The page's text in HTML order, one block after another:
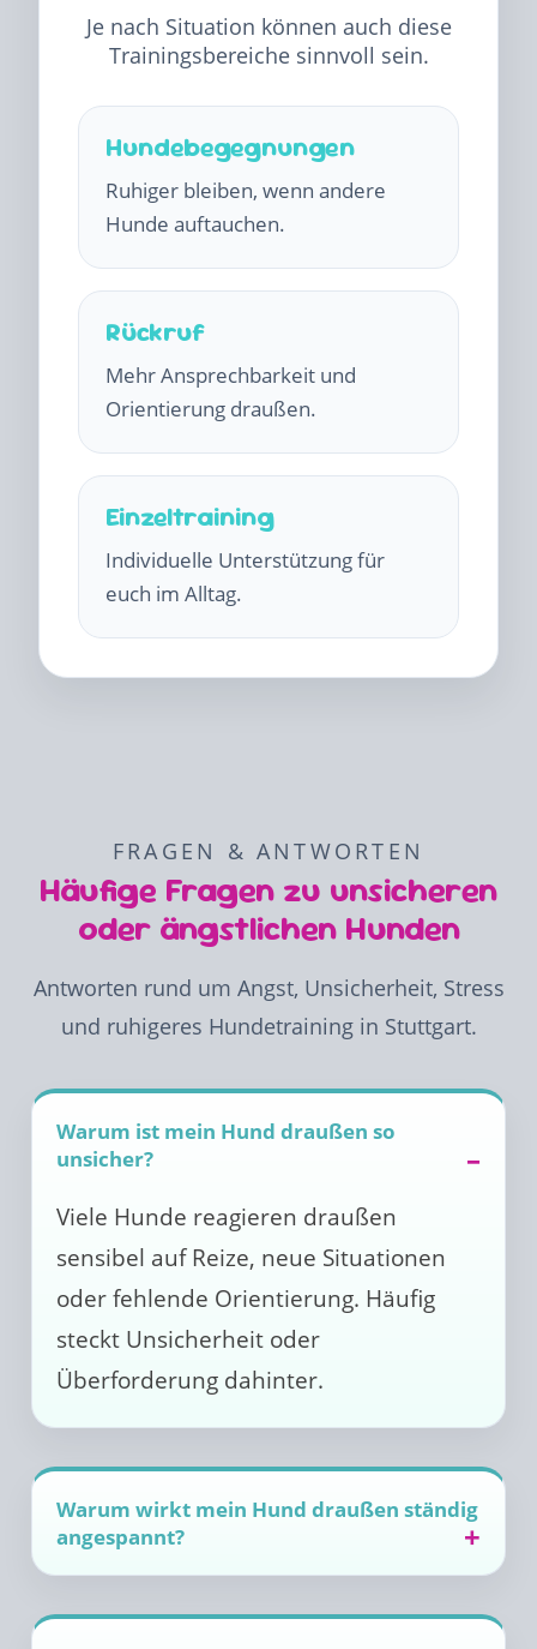
Je nach Situation können auch diese
Trainingsbereiche sinnvoll sein.
Hundebegegnungen
Ruhiger bleiben, wenn andere
Hunde auftauchen.
Rückruf
Mehr Ansprechbarkeit und
Orientierung draußen.
Einzeltraining
Individuelle Unterstützung für
euch im Alltag.
FRAGEN & ANTWORTEN
Häufige Fragen zu unsicheren
oder ängstlichen Hunden
Antworten rund um Angst, Unsicherheit, Stress
und ruhigeres Hundetraining in Stuttgart.
Warum ist mein Hund draußen so
unsicher?
Viele Hunde reagieren draußen
sensibel auf Reize, neue Situationen
oder fehlende Orientierung. Häufig
steckt Unsicherheit oder
Überforderung dahinter.
Warum wirkt mein Hund draußen ständig
angespannt?